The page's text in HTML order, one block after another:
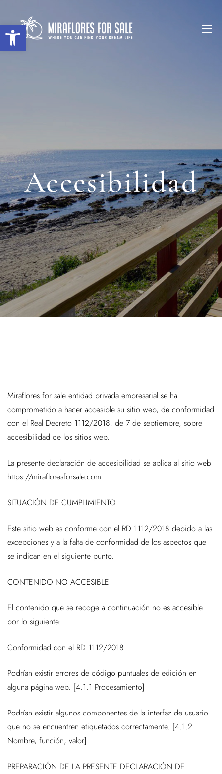
Abrir barra de herramientas
Accesibilidad
Miraflores for sale entidad privada empresarial se ha
comprometido a hacer accesible su sitio web, de conformidad
con el Real Decreto 1112/2018, de 7 de septiembre, sobre
accesibilidad de los sitios web.
La presente declaración de accesibilidad se aplica al sitio web
https://mirafloresforsale.com
SITUACIÓN DE CUMPLIMIENTO
Este sitio web es conforme con el RD 1112/2018 debido a las
excepciones y a la falta de conformidad de los aspectos que
se indican en el siguiente punto.
CONTENIDO NO ACCESIBLE
El contenido que se recoge a continuación no es accesible
por lo siguiente:
Conformidad con el RD 1112/2018
Podrían existir errores de código puntuales de edición en
alguna página web. [4.1.1 Procesamiento]
Podrían existir algunos componentes de la interfaz de usuario
que no se encuentren etiquetados correctamente. [4.1.2
Nombre, función, valor]
PREPARACIÓN DE LA PRESENTE DECLARACIÓN DE